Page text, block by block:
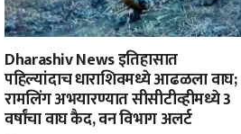
Dharashiv News इतिहासात
पहिल्यांदाच धाराशिवमध्ये आढळला वाघ;
रामलिंग अभयारण्यात सीसीटीव्हीमध्ये 3
वर्षांचा वाघ कैद, वन विभाग अलर्ट